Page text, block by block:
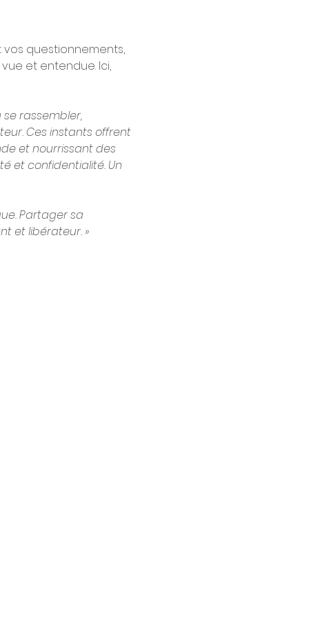
questionnements,
et entendue. Ici,
rassembler,
Ces instants offrent
et nourrissant des
et confidentialité. Un
Partager sa
et libérateur. »